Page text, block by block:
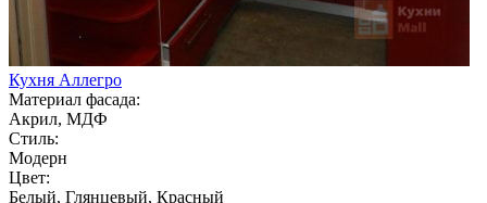
Кухня Аллегро
Материал фасада:
Акрил, МДФ
Стиль:
Модерн
Цвет:
Белый, Глянцевый, Красный